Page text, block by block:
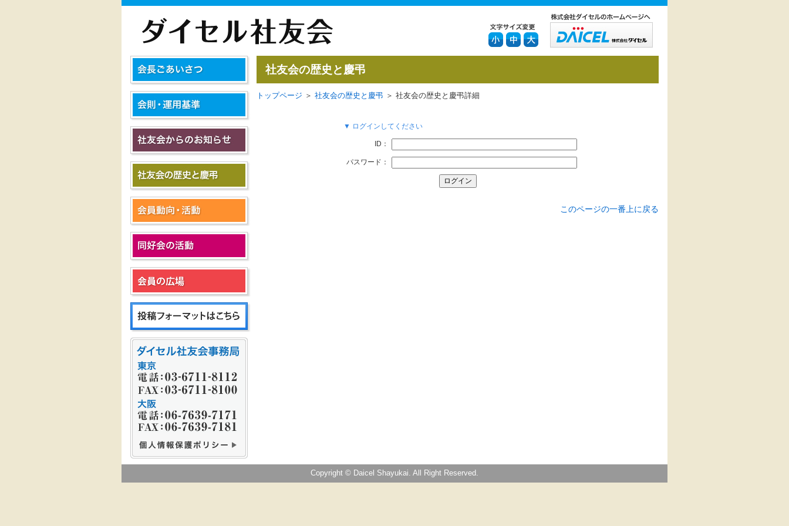
社友会の歴史と慶弔
トップページ ＞ 社友会の歴史と慶弔 ＞ 社友会の歴史と慶弔詳細
▼ ログインしてください
ID：
パスワード：
このページの一番上に戻る
Copyright © Daicel Shayukai. All Right Reserved.